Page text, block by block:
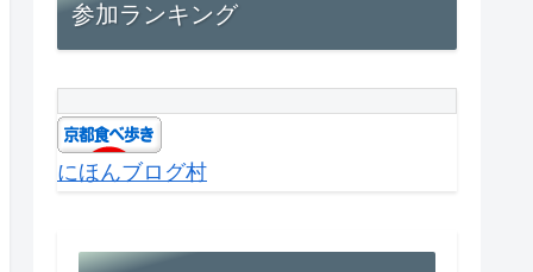
参加ランキング
にほんブログ村